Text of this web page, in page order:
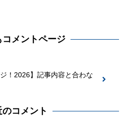
コメントページ
！2026】記事内容と合わな
のコメント